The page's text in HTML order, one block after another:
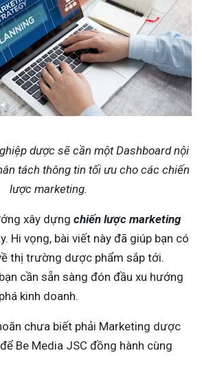
dược sẽ cần một Dashboard nội
tách thông tin tối ưu cho các chiến
lược marketing.
xây dựng chiến lược marketing
Hi vọng, bài viết này đã giúp bạn có
thị trường dược phẩm sắp tới.
cần sẵn sàng đón đầu xu hướng
kinh doanh.
chưa biết phải Marketing dược
Be Media JSC đồng hành cùng